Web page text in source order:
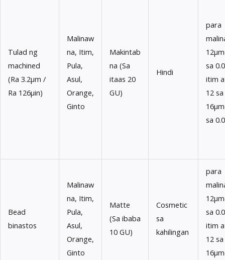
Tulad ng
machined
(Ra 3.2μm /
Ra 126μin)
Malinaw
na, Itim,
Pula,
Asul,
Orange,
Ginto
Makintab
na (Sa
itaas 20
GU)
Hindi
para
sa
itim
12 sa
sa
Bead
binastos
Malinaw
na, Itim,
Pula,
Asul,
Orange,
Ginto
Matte
(Sa ibaba
10 GU)
Cosmetic
sa
kahilingan
para
sa
itim
12 sa